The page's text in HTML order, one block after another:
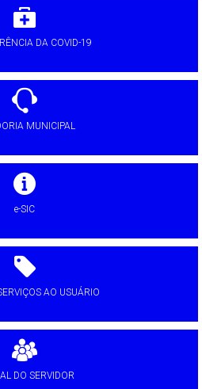
DA COVID-19
MUNICIPAL
e-SIC
AO USUÁRIO
DO SERVIDOR